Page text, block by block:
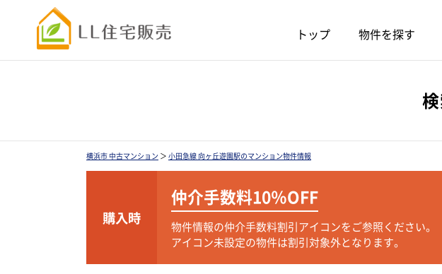
トップ 物件を探す
横浜市 中古マンション ＞ 小田急線 向ヶ丘遊園駅のマンション物件情報
購入時
仲介手数料10％OFF
物件情報の仲介手数料割引アイコンをご参照ください。
アイコン未設定の物件は割引対象外となります。